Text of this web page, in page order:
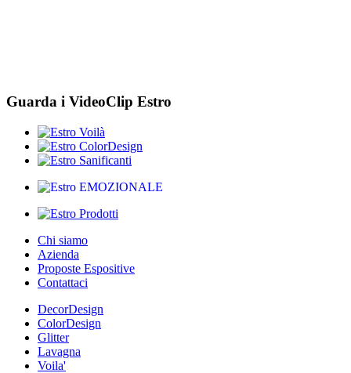
Guarda i VideoClip Estro
Chi siamo
Azienda
Proposte Espositive
Contattaci
DecorDesign
ColorDesign
Glitter
Lavagna
Voila'